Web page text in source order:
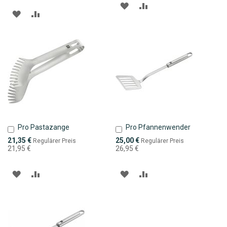
ZUR
HINZUFÜGEN
HINZUFÜGEN
ZUR
Pro Pastazange
Sonderpreis
21,35 € Regulärer Preis
21,95 €
In
den
Warenkorb
ZUR
HINZUFÜGEN
Pro Pfannenwender
Sonderpreis
25,00 € Regulärer Preis
26,95 €
In
den
Warenkorb
ZUR